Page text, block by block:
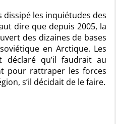
dissipé les inquiétudes des
dire que depuis 2005, la
des dizaines de bases
en Arctique. Les
déclaré qu’il faudrait au
pour rattraper les forces
s’il décidait de le faire.